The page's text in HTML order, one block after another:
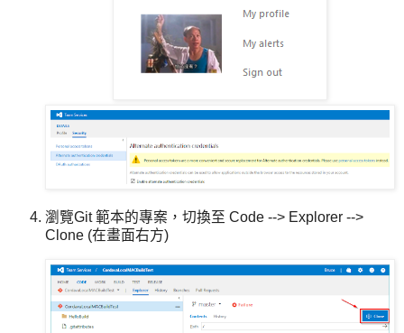
瀏覽Git 範本的專案，切換至 Code --> Explorer -->
Clone (在畫面右方)